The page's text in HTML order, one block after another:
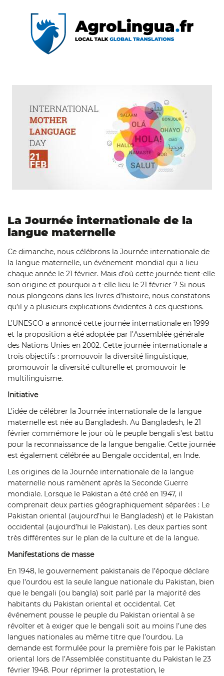
La Journée internationale de la
langue maternelle
Ce dimanche, nous célébrons la Journée internationale de
la langue maternelle, un événement mondial qui a lieu
chaque année le 21 février. Mais d’où cette journée tient-elle
son origine et pourquoi a-t-elle lieu le 21 février ? Si nous
nous plongeons dans les livres d’histoire, nous constatons
qu’il y a plusieurs explications évidentes à ces questions.
L’UNESCO a annoncé cette journée internationale en 1999
et la proposition a été adoptée par l’Assemblée générale
des Nations Unies en 2002. Cette journée internationale a
trois objectifs : promouvoir la diversité linguistique,
promouvoir la diversité culturelle et promouvoir le
multilinguisme.
Initiative
L’idée de célébrer la Journée internationale de la langue
maternelle est née au Bangladesh. Au Bangladesh, le 21
février commémore le jour où le peuple bengali s’est battu
pour la reconnaissance de la langue bengalie. Cette journée
est également célébrée au Bengale occidental, en Inde.
Les origines de la Journée internationale de la langue
maternelle nous ramènent après la Seconde Guerre
mondiale. Lorsque le Pakistan a été créé en 1947, il
comprenait deux parties géographiquement séparées : Le
Pakistan oriental (aujourd’hui le Bangladesh) et le Pakistan
occidental (aujourd’hui le Pakistan). Les deux parties sont
très différentes sur le plan de la culture et de la langue.
Manifestations de masse
En 1948, le gouvernement pakistanais de l’époque déclare
que l’ourdou est la seule langue nationale du Pakistan, bien
que le bengali (ou bangla) soit parlé par la majorité des
habitants du Pakistan oriental et occidental. Cet
événement pousse le peuple du Pakistan oriental à se
révolter et à exiger que le bengali soit au moins l’une des
langues nationales au même titre que l’ourdou. La
demande est formulée pour la première fois par le Pakistan
oriental lors de l’Assemblée constituante du Pakistan le 23
février 1948. Pour réprimer la protestation, le